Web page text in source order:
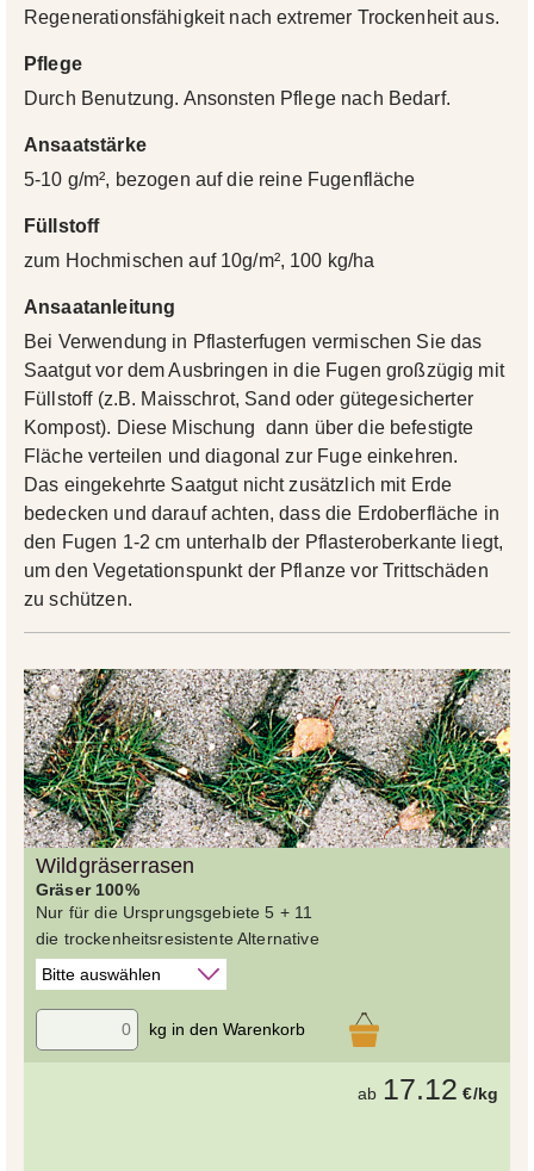
Regenerationsfähigkeit nach extremer Trockenheit aus.
Pflege
Durch Benutzung. Ansonsten Pflege nach Bedarf.
Ansaatstärke
5-10 g/m², bezogen auf die reine Fugenfläche
Füllstoff
zum Hochmischen auf 10g/m², 100 kg/ha
Ansaatanleitung
Bei Verwendung in Pflasterfugen vermischen Sie das
Saatgut vor dem Ausbringen in die Fugen großzügig mit
Füllstoff (z.B. Maisschrot, Sand oder gütegesicherter
Kompost). Diese Mischung dann über die befestigte
Fläche verteilen und diagonal zur Fuge einkehren.
Das eingekehrte Saatgut nicht zusätzlich mit Erde
bedecken und darauf achten, dass die Erdoberfläche in
den Fugen 1-2 cm unterhalb der Pflasteroberkante liegt,
um den Vegetationspunkt der Pflanze vor Trittschäden
zu schützen.
Wildgräserrasen
Gräser 100%
Nur für die Ursprungsgebiete 5 + 11
die trockenheitsresistente Alternative
kg in den Warenkorb
ab 17.12 €/kg